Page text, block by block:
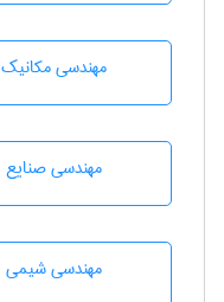
مهندسی مکانیک
مهندسی صنايع
مهندسي شيمی